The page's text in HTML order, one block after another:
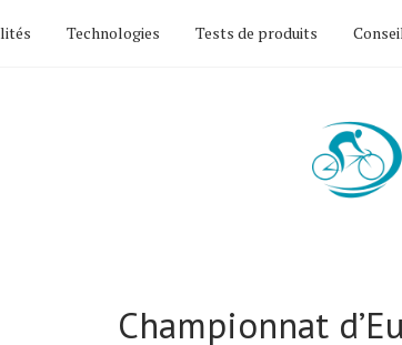
Technologies Tests de produits
Championnat